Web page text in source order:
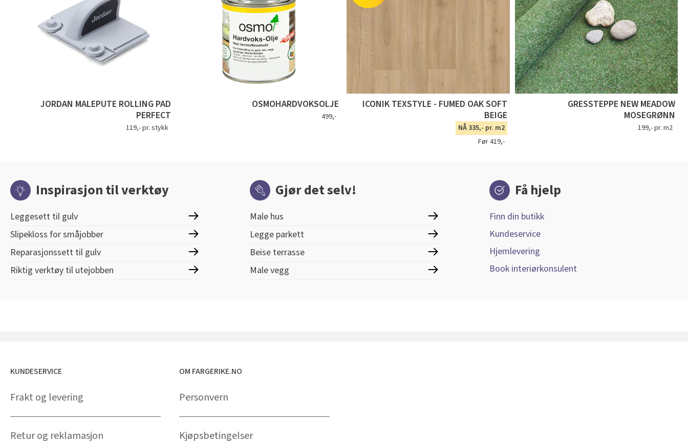
JORDAN MALEPUTE ROLLING PAD
PERFECT
119,- pr. stykk
OSMOHARDVOKSOLJE
499,-
ICONIK TEXSTYLE - FUMED OAK SOFT
BEIGE
NÅ 335,- pr. m2
Før 419,-
GRESSTEPPE NEW MEADOW
MOSEGRØNN
199,- pr. m2
Inspirasjon til verktøy
Leggesett til gulv
Slipekloss for småjobber
Reparasjonssett til gulv
Riktig verktøy til utejobben
Gjør det selv!
Male hus
Legge parkett
Beise terrasse
Male vegg
Få hjelp
Finn din butikk
Kundeservice
Hjemlevering
Book interiørkonsulent
KUNDESERVICE
Frakt og levering
Retur og reklamasjon
OM FARGERIKE.NO
Personvern
Kjøpsbetingelser